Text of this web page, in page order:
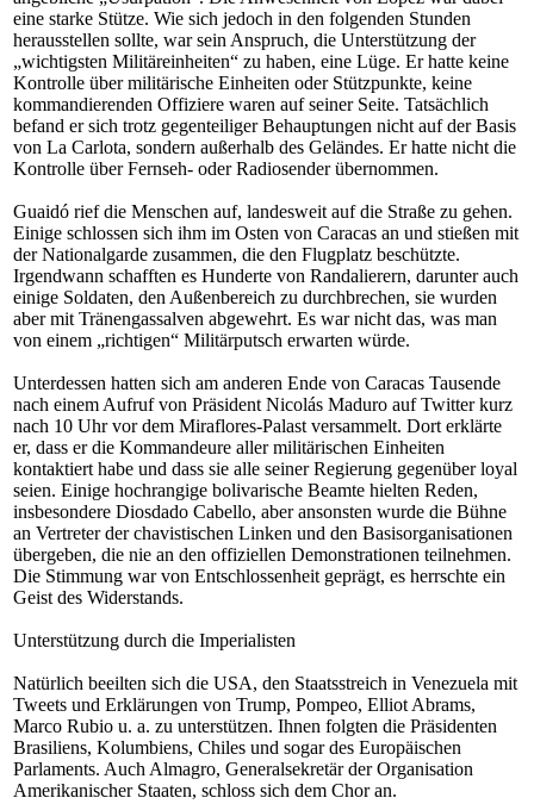
eine starke Stütze. Wie sich jedoch in den folgenden Stunden
herausstellen sollte, war sein Anspruch, die Unterstützung der
„wichtigsten Militäreinheiten“ zu haben, eine Lüge. Er hatte keine
Kontrolle über militärische Einheiten oder Stützpunkte, keine
kommandierenden Offiziere waren auf seiner Seite. Tatsächlich
befand er sich trotz gegenteiliger Behauptungen nicht auf der Basis
von La Carlota, sondern außerhalb des Geländes. Er hatte nicht die
Kontrolle über Fernseh- oder Radiosender übernommen.
Guaidó rief die Menschen auf, landesweit auf die Straße zu gehen.
Einige schlossen sich ihm im Osten von Caracas an und stießen mit
der Nationalgarde zusammen, die den Flugplatz beschützte.
Irgendwann schafften es Hunderte von Randalierern, darunter auch
einige Soldaten, den Außenbereich zu durchbrechen, sie wurden
aber mit Tränengassalven abgewehrt. Es war nicht das, was man
von einem „richtigen“ Militärputsch erwarten würde.
Unterdessen hatten sich am anderen Ende von Caracas Tausende
nach einem Aufruf von Präsident Nicolás Maduro auf Twitter kurz
nach 10 Uhr vor dem Miraflores-Palast versammelt. Dort erklärte
er, dass er die Kommandeure aller militärischen Einheiten
kontaktiert habe und dass sie alle seiner Regierung gegenüber loyal
seien. Einige hochrangige bolivarische Beamte hielten Reden,
insbesondere Diosdado Cabello, aber ansonsten wurde die Bühne
an Vertreter der chavistischen Linken und den Basisorganisationen
übergeben, die nie an den offiziellen Demonstrationen teilnehmen.
Die Stimmung war von Entschlossenheit geprägt, es herrschte ein
Geist des Widerstands.
Unterstützung durch die Imperialisten
Natürlich beeilten sich die USA, den Staatsstreich in Venezuela mit
Tweets und Erklärungen von Trump, Pompeo, Elliot Abrams,
Marco Rubio u. a. zu unterstützen. Ihnen folgten die Präsidenten
Brasiliens, Kolumbiens, Chiles und sogar des Europäischen
Parlaments. Auch Almagro, Generalsekretär der Organisation
Amerikanischer Staaten, schloss sich dem Chor an.